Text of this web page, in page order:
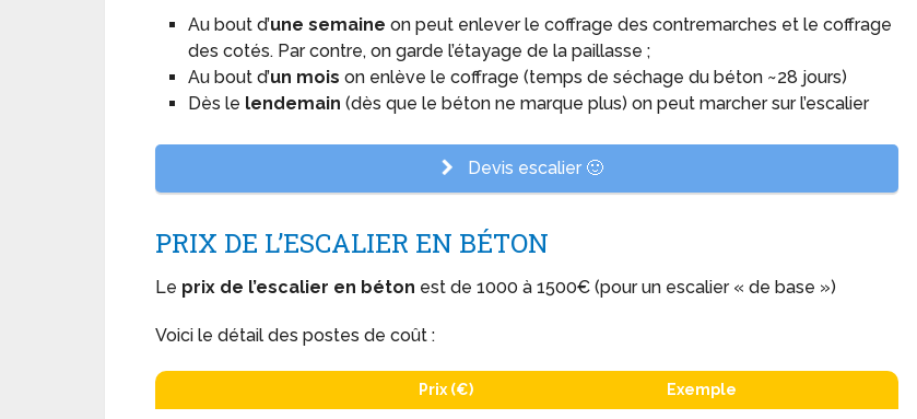
Au bout d’une semaine on peut enlever le coffrage des contremarches et le coffrage
des cotés. Par contre, on garde l’étayage de la paillasse ;
Au bout d’un mois on enlève le coffrage (temps de séchage du béton ~28 jours)
Dès le lendemain (dès que le béton ne marque plus) on peut marcher sur l’escalier
Devis escalier 🙂
PRIX DE L’ESCALIER EN BÉTON
Le prix de l’escalier en béton est de 1000 à 1500€ (pour un escalier « de base »)
Voici le détail des postes de coût :
Prix (€) Exemple